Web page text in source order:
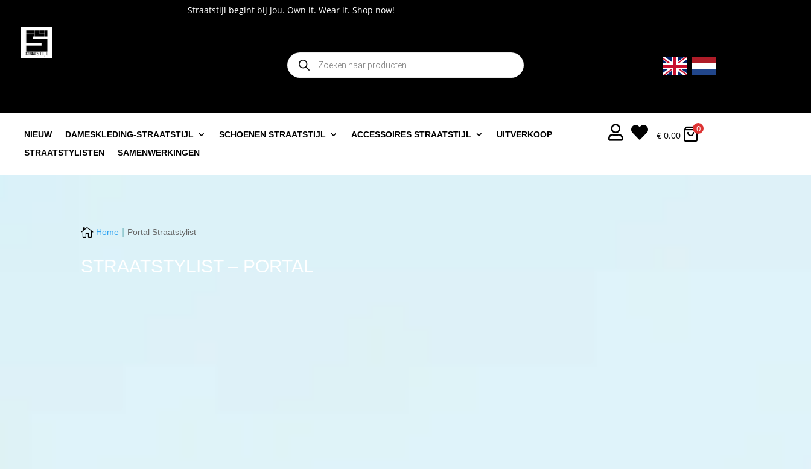
Straatstijl begint bij jou. Own it. Wear it. Shop now!
Producten
zoeken
NIEUW DAMESKLEDING-STRAATSTIJL SCHOENEN STRAATSTIJL ACCESSOIRES STRAATSTIJL
UITVERKOOP
STRAATSTYLISTEN
SAMENWERKINGEN
  € 0.00
0
 Home Portal Straatstylist
STRAATSTYLIST – PORTAL